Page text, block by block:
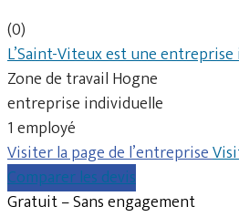
(0)
L’Saint-Viteux est une
Zone de travail Hogne
entreprise individuelle
1 employé
Visiter la page de l’entreprise
Comparer les devis
Gratuit – Sans engagement